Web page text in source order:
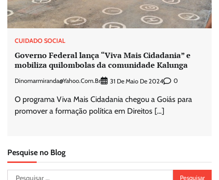
CUIDADO SOCIAL
Governo Federal lança “Viva Mais Cidadania” e
mobiliza quilombolas da comunidade Kalunga
Dinomarmiranda@yahoo.com.br 31 De Maio De 2024 0
O programa Viva Mais Cidadania chegou a Goiás para
promover a formação política em Direitos […]
Pesquise no Blog
Pesquisar